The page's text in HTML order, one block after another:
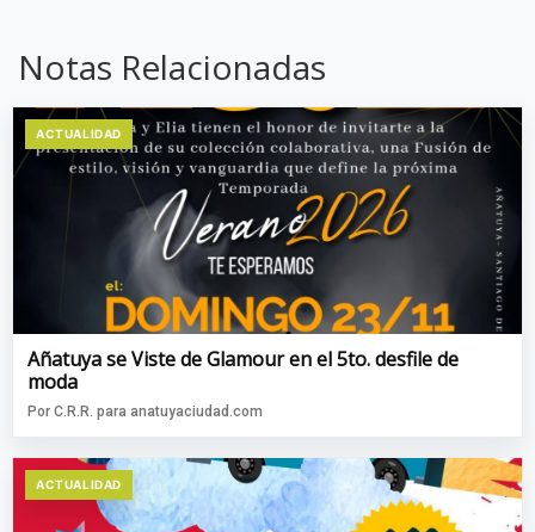
Notas Relacionadas
ACTUALIDAD
Añatuya se Viste de Glamour en el 5to. desfile de
moda
Por C.R.R. para anatuyaciudad.com
ACTUALIDAD